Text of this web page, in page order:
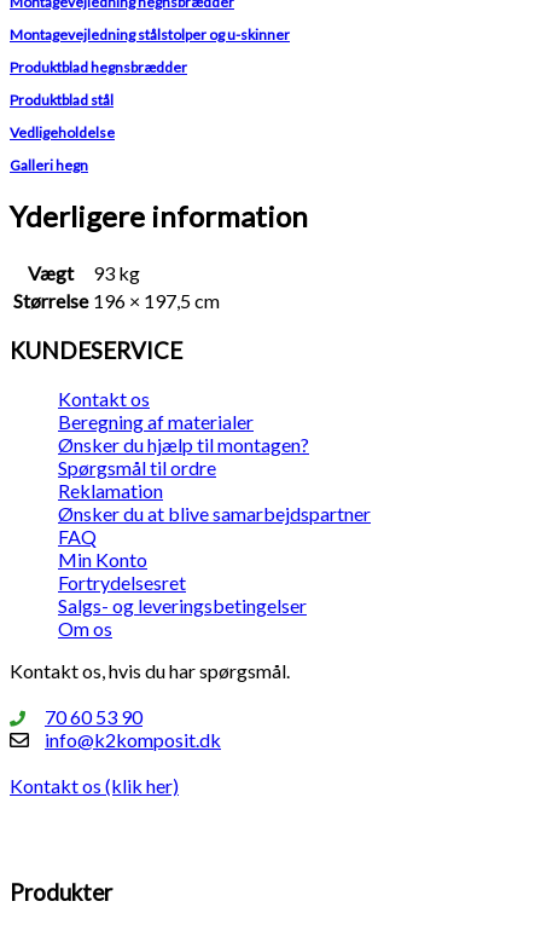
Montagevejledning stålstolper og u-skinner
Produktblad hegnsbrædder
Produktblad stål
Vedligeholdelse
Galleri hegn
Yderligere information
Vægt
93 kg
Størrelse 196 × 197,5 cm
KUNDESERVICE
Kontakt os
Beregning af materialer
Ønsker du hjælp til montagen?
Spørgsmål til ordre
Reklamation
Ønsker du at blive samarbejdspartner
FAQ
Min Konto
Fortrydelsesret
Salgs- og leveringsbetingelser
Om os
Kontakt os, hvis du har spørgsmål.
70 60 53 90
info@k2komposit.dk
Kontakt os (klik her)
Produkter